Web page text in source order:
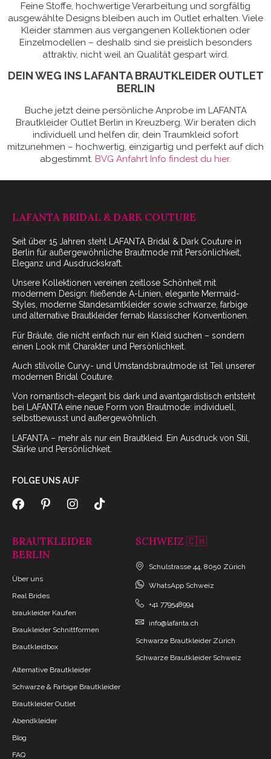
Feine Stoffe, hochwertige Verarbeitung und sorgfältig
ausgewählte Designs bleiben auch im Outlet erhalten. Viele
Kleider stammen aus vergangenen Kollektionen oder
Einzelmodellen – deshalb sind sie preislich besonders
attraktiv, nicht weil an Qualität gespart wird.
DEIN WEG INS LAFANTA BRAUTKLEIDER OUTLET
BERLIN
Buche jetzt deine persönliche Anprobe im LAFANTA
Brautkleider Outlet Berlin in Kreuzberg. Wir beraten dich
individuell und helfen dir, dein Traumkleid sofort
mitzunehmen – hochwertig, einzigartig und perfekt auf dich
abgestimmt. BVG Anfahrt Info findest du hier.
LAFANTA BRIDAL & DARK COUTURE
Seit über 15 Jahren steht LAFANTA Bridal & Dark Couture in
Berlin für außergewöhnliche Brautmode mit Persönlichkeit,
Eleganz und Ausdruckskraft.
Unsere Kollektionen vereinen zeitlose Schönheit mit
modernem Design: fließende A-Linien, elegante Mermaid-
Styles, moderne Standesamtkleider sowie schwarze, farbige
und alternative Brautkleider fernab klassischer Konventionen.
Für Bräute, die nicht einfach nur ein Kleid suchen – sondern
einen Look mit Charakter und Persönlichkeit.
Auch stilvolle Curvy- und Umstandsbrautmode ist Teil unserer
modernen Bridal Couture.
Von romantisch-elegant bis dark und avantgardistisch entsteht
bei LAFANTA eine neue Form von Brautmode: individuell,
selbstbewusst und außergewöhnlich.
LAFANTA – mehr als nur ein Brautkleid. Ein Ausdruck von Stil,
Stärke und Persönlichkeit.
FOLGE UNS AUF
BRAUTKLEIDER
BERLIN
Über uns
Real Brides
braukleider Kaufen
Braukleider Schnittformen
Brautkleidbox
Alternative Brautkleider
Schwarze & Farbige Brautkleider
Brautkleider Outlet
Abendkleider
Blog
FAQ
SCHWEIZ 🇨🇭
Schulstrasse 44, 8050 Zürich
WhatsApp Schweiz
+41 779548994
info@lafanta.ch
Schwarze Brautkleider Zürich
Schwarze Brautkleider Schweiz